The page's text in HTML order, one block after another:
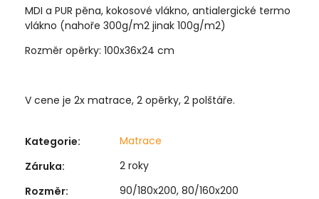
MDI a PUR pěna, kokosové vlákno, antialergické termo
vlákno (nahoře 300g/m2 jinak 100g/m2)
Rozměr opěrky: 100x36x24 cm
V cene je 2x matrace, 2 opěrky, 2 polštáře.
Kategorie:
Matrace
Záruka:
2 roky
Rozměr: 90/180x200, 80/160x200